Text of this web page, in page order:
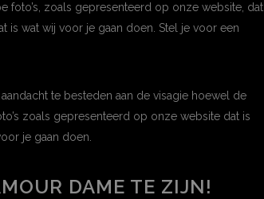
foto’s, zoals gepresenteerd op onze website, dat
is wat wij voor je gaan doen. Stel je voor een
te besteden aan de visagie hoewel de
zoals gepresenteerd op onze website dat is
je gaan doen.
DAME TE ZIJN!